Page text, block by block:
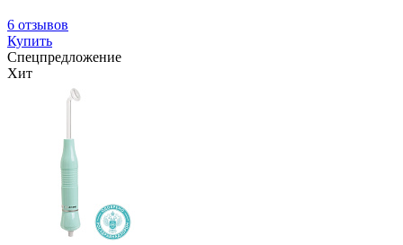
6 отзывов
Купить
Спецпредложение
Хит